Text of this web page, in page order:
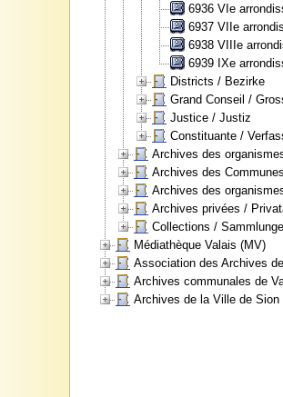
6936 VIe
6937 VIIe
6938 VIIIe
6939 IXe
Districts / Bezirke
Grand Conseil /
Justice / Justiz
Constituante /
Archives des
Archives des
Archives des
Archives privées /
Collections /
Médiathèque Valais (MV)
Association des Archives
Archives communales de
Archives de la Ville de Sion